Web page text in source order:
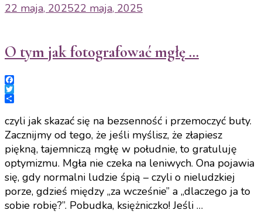
22 maja, 202522 maja, 2025
O tym jak fotografować mgłę …
Facebook
Twitter
Share
czyli jak skazać się na bezsenność i przemoczyć buty.
Zacznijmy od tego, że jeśli myślisz, że złapiesz
piękną, tajemniczą mgłę w południe, to gratuluję
optymizmu. Mgła nie czeka na leniwych. Ona pojawia
się, gdy normalni ludzie śpią – czyli o nieludzkiej
porze, gdzieś między „za wcześnie” a „dlaczego ja to
sobie robię?”. Pobudka, księżniczko! Jeśli …